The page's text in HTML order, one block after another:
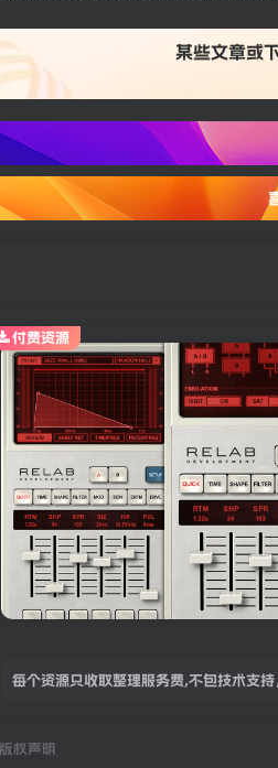
某些文章或
每个资源只收取整理服务费,不包技术支
付费资源
版权声明